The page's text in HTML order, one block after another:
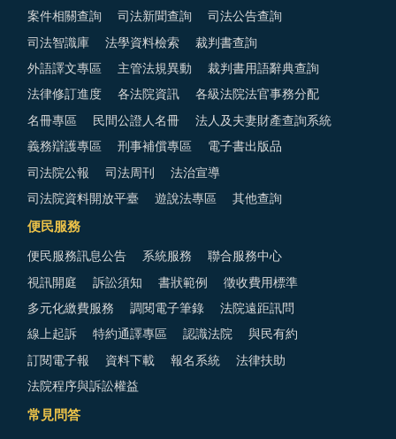
案件相關查詢 司法新聞查詢 司法公告查詢
司法智識庫 法學資料檢索 裁判書查詢
外語譯文專區 主管法規異動 裁判書用語辭典查詢
法律修訂進度 各法院資訊 各級法院法官事務分配
名冊專區 民間公證人名冊 法人及夫妻財產查詢系統
義務辯護專區 刑事補償專區 電子書出版品
司法院公報 司法周刊 法治宣導
司法院資料開放平臺 遊說法專區 其他查詢
便民服務
便民服務訊息公告 系統服務 聯合服務中心
視訊開庭 訴訟須知 書狀範例 徵收費用標準
多元化繳費服務 調閱電子筆錄 法院遠距訊問
線上起訴 特約通譯專區 認識法院 與民有約
訂閱電子報 資料下載 報名系統 法律扶助
法院程序與訴訟權益
常見問答